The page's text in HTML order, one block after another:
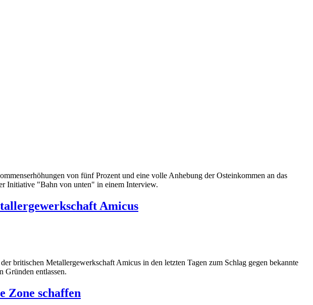
von fünf Prozent und eine volle Anhebung der Osteinkommen an das
Initiative "Bahn von unten" in einem Interview.
Amicus
britischen Metallergewerkschaft Amicus in den letzten Tagen zum Schlag gegen bekannte
Gründen entlassen.
Zone schaffen